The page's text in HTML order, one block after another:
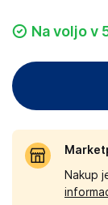
Na voljo v
Nakup